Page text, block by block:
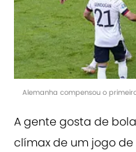
Alemanha compensou o
A gente gosta de
clímax de um jogo de